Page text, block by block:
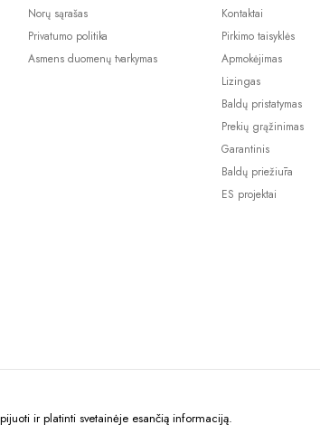
Norų sąrašas
Privatumo politika
Asmens duomenų tvarkymas
Kontaktai
Pirkimo taisyklės
Apmokėjimas
Lizingas
Baldų pristatymas
Prekių grąžinimas
Garantinis
Baldų priežiūra
ES projektai
ir platinti svetainėje esančią informaciją.